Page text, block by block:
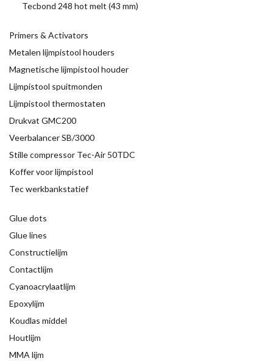
Tecbond 248 hot melt (43 mm)
Primers & Activators
Metalen lijmpistool houders
Magnetische lijmpistool houder
Lijmpistool spuitmonden
Lijmpistool thermostaten
Drukvat GMC200
Veerbalancer SB/3000
Stille compressor Tec-Air 50TDC
Koffer voor lijmpistool
Tec werkbankstatief
Glue dots
Glue lines
Constructielijm
Contactlijm
Cyanoacrylaatlijm
Epoxylijm
Koudlas middel
Houtlijm
MMA lijm